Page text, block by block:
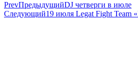
PrevПредыдущийDJ четверги в июле
Следующий19 июля Legat Fight Team